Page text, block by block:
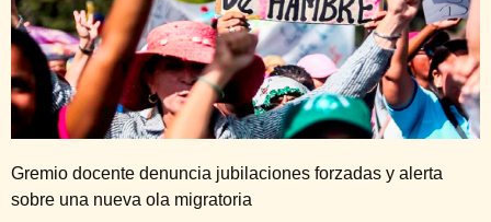
Gremio docente denuncia jubilaciones forzadas y alerta
sobre una nueva ola migratoria